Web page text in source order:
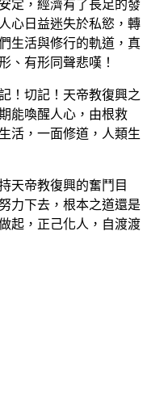
，經濟有了長足的發
心日益迷失於私慾，轉
生活與修行的軌道，真
、有形同聲悲嘆！
切記！天帝教復興之
能喚醒人心，由根救
活，一面修道，人類生
帝教復興的奮鬥目
力下去，根本之道還是
起，正己化人，自渡渡